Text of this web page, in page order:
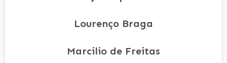
Lourenço Braga
Marcilio de Freitas